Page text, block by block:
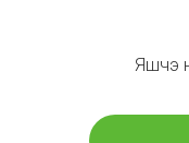
Яшчэ